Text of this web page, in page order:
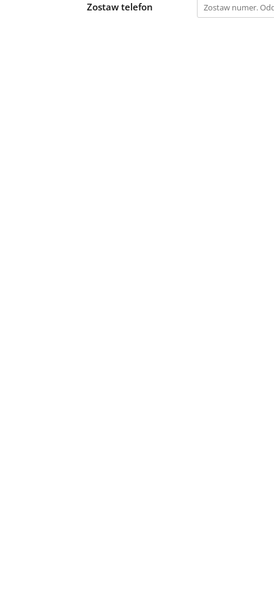
Zostaw telefon